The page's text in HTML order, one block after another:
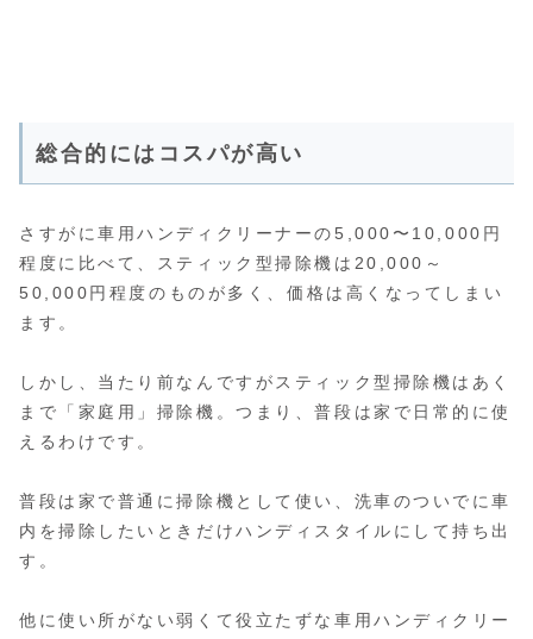
総合的にはコスパが高い
さすがに車用ハンディクリーナーの5,000〜10,000円
程度に比べて、スティック型掃除機は20,000～
50,000円程度のものが多く、価格は高くなってしまい
ます。
しかし、当たり前なんですがスティック型掃除機はあく
まで「家庭用」掃除機。つまり、普段は家で日常的に使
えるわけです。
普段は家で普通に掃除機として使い、洗車のついでに車
内を掃除したいときだけハンディスタイルにして持ち出
す。
他に使い所がない弱くて役立たずな車用ハンディクリー